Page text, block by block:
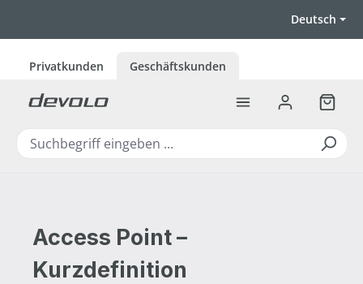
Deutsch
Privatkunden Geschäftskunden
Access Point –
Kurzdefinition